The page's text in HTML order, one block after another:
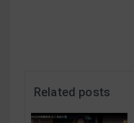
蔬食純素營養
Related posts